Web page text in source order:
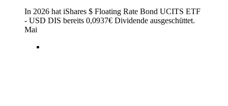
In 2026 hat iShares $ Floating Rate Bond UCITS ETF
- USD DIS bereits 0,0937€ Dividende ausgeschüttet.
Mai